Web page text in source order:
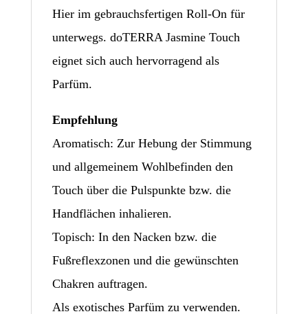
Hier im gebrauchsfertigen Roll-On für
unterwegs. doTERRA Jasmine Touch
eignet sich auch hervorragend als
Parfüm.
Empfehlung
Aromatisch: Zur Hebung der Stimmung
und allgemeinem Wohlbefinden den
Touch über die Pulspunkte bzw. die
Handflächen inhalieren.
Topisch: In den Nacken bzw. die
Fußreflexzonen und die gewünschten
Chakren auftragen.
Als exotisches Parfüm zu verwenden.